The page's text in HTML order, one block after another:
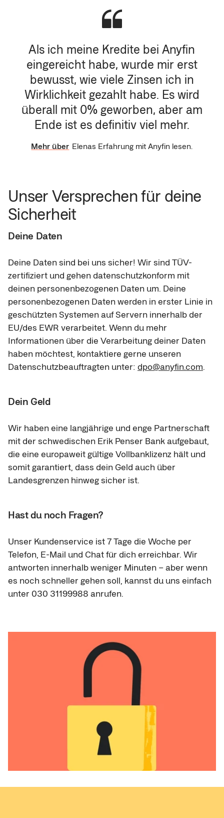
Als ich meine Kredite bei Anyfin
eingereicht habe, wurde mir erst
bewusst, wie viele Zinsen ich in
Wirklichkeit gezahlt habe. Es wird
überall mit 0% geworben, aber am
Ende ist es definitiv viel mehr.
Mehr über Elenas Erfahrung mit Anyfin lesen.
Unser Versprechen für deine
Sicherheit
Deine Daten
Deine Daten sind bei uns sicher! Wir sind TÜV-
zertifiziert und gehen datenschutzkonform mit
deinen personenbezogenen Daten um. Deine
personenbezogenen Daten werden in erster Linie in
geschützten Systemen auf Servern innerhalb der
EU/des EWR verarbeitet. Wenn du mehr
Informationen über die Verarbeitung deiner Daten
haben möchtest, kontaktiere gerne unseren
Datenschutzbeauftragten unter: dpo@anyfin.com.
Dein Geld
Wir haben eine langjährige und enge Partnerschaft
mit der schwedischen Erik Penser Bank aufgebaut,
die eine europaweit gültige Vollbanklizenz hält und
somit garantiert, dass dein Geld auch über
Landesgrenzen hinweg sicher ist.
Hast du noch Fragen?
Unser Kundenservice ist 7 Tage die Woche per
Telefon, E-Mail und Chat für dich erreichbar. Wir
antworten innerhalb weniger Minuten – aber wenn
es noch schneller gehen soll, kannst du uns einfach
unter 030 31199988 anrufen.